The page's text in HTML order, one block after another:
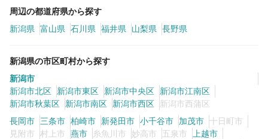
周辺の都道府県から探す
新潟県
富山県 石川県 福井県 山梨県 長野県
新潟県の市区町村から探す
新潟市
新潟市北区
新潟市東区 新潟市中央区
新潟市江南区
新潟市秋葉区
新潟市南区 新潟市西区
新潟市西蒲区
長岡市
三条市 柏崎市 新発田市 小千谷市 加茂市
十日町市
見附市
村上市 燕市 糸魚川市 妙高市 五泉市
上越市